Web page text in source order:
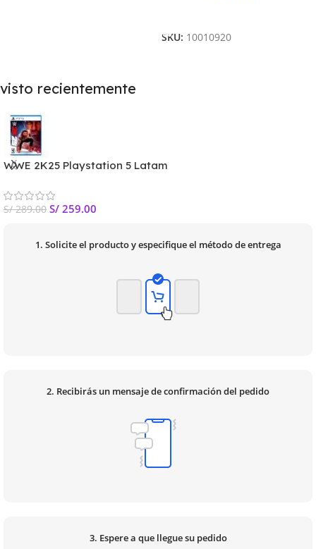
SKU: 10010920
visto recientemente
WWE 2K25 Playstation 5 Latam
S/289.00 S/ 259.00
1. Solicite el producto y especifique el método de entrega
2. Recibirás un mensaje de confirmación del pedido
3. Espere a que llegue su pedido